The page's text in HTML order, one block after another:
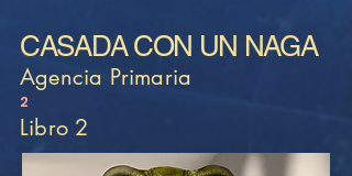
CASADA CON UN NAGA
Agencia Primaria
2
Libro 2